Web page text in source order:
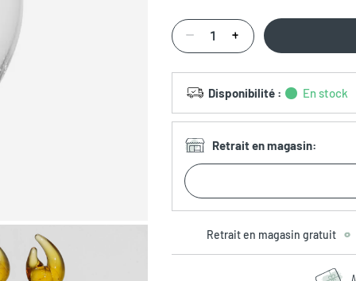
Disponibilité : En stock
Retrait en magasin:
Retrait en magasin gratuit